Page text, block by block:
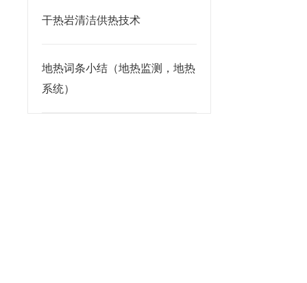
干热岩清洁供热技术
地热词条小结（地热监测，地热
系统）